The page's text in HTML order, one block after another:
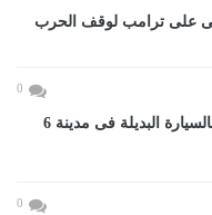
على ترامب لوقف الحرب
0
بدء تلقى طلبات إحلال التوكتوك بالسيارة البديلة فى مدينة 6
0